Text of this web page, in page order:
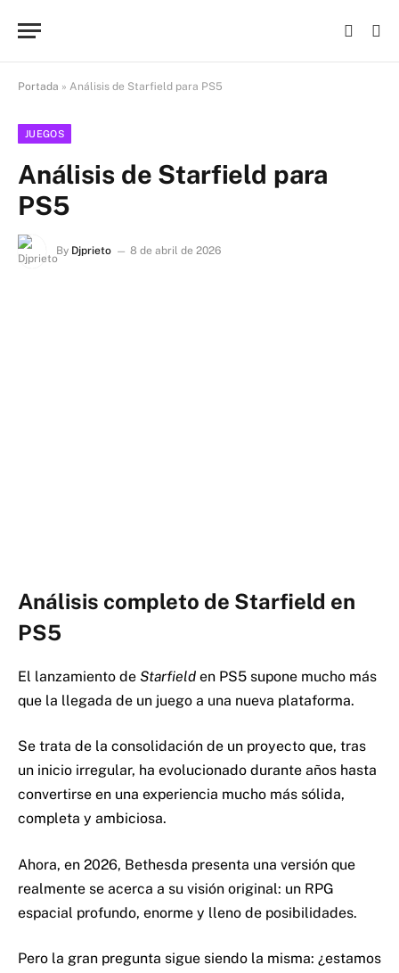
Portada » Análisis de Starfield para PS5
JUEGOS
Análisis de Starfield para
PS5
By Djprieto 8 de abril de 2026
Análisis completo de Starfield en
PS5
El lanzamiento de Starfield en PS5 supone mucho más
que la llegada de un juego a una nueva plataforma.
Se trata de la consolidación de un proyecto que, tras
un inicio irregular, ha evolucionado durante años hasta
convertirse en una experiencia mucho más sólida,
completa y ambiciosa.
Ahora, en 2026, Bethesda presenta una versión que
realmente se acerca a su visión original: un RPG
espacial profundo, enorme y lleno de posibilidades.
Pero la gran pregunta sigue siendo la misma: ¿estamos